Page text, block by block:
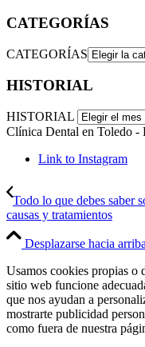
CATEGORÍAS
CATEGORÍAS
HISTORIAL
HISTORIAL
Clínica Dental en Toledo -
Link to Instagram
Todo lo que debes saber
causas y tratamientos
Desplazarse hacia arriba
Usamos cookies propias o
sitio web funcione
que nos ayudan a
mostrarte publicidad
como fuera de nuestra